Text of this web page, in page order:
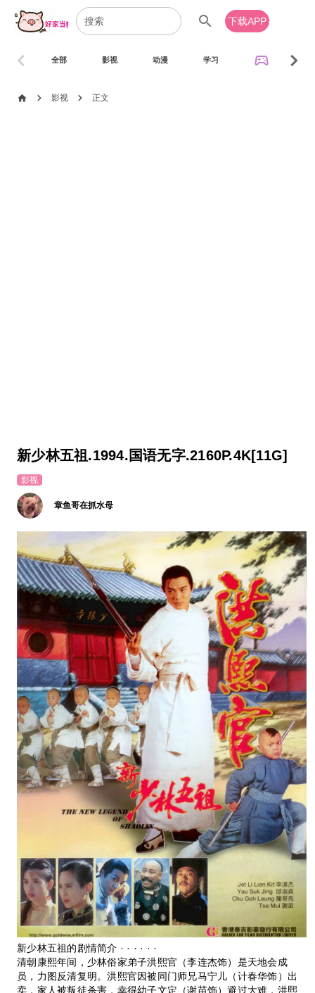
search 下载APP
全部 影视 动漫 学习 sports_esports
chevron_left chevron_right
home chevron_right 影视 chevron_right 正文
新少林五祖.1994.国语无字.2160P.4K[11G]
影视
章鱼哥在抓水母
新少林五祖的剧情简介 · · · · · ·
清朝康熙年间，少林俗家弟子洪熙官（李连杰饰）是天地会成
员，力图反清复明。洪熙官因被同门师兄马宁儿（计春华饰）出
卖，家人被叛徒杀害，幸得幼子文定（谢苗饰）避过大难，洪熙